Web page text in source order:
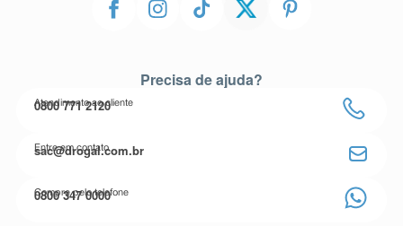
Precisa de ajuda?
Atendimento ao cliente
0800 771 2120
Entre em contato
sac@drogal.com.br
Compre pelo telefone
0800 347 0000